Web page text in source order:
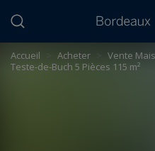
Accueil > Acheter > Vente
Teste-de-Buch 5 Pièces 115 m²